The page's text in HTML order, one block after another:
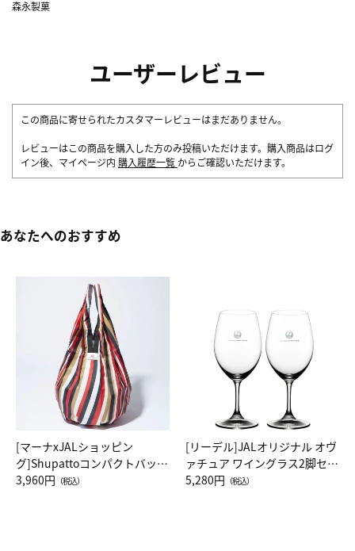
森永製菓
ユーザーレビュー
この商品に寄せられたカスタマーレビューはまだありません。
レビューはこの商品を購入した方のみ投稿いただけます。購入商品はログ
イン後、マイページ内 購入履歴一覧 からご確認いただけます。
あなたへのおすすめ
[マーナxJALショッピン
グ]Shupattoコンパクトバッグ
Drop JAL客室乗務員（LC）ス
3,960円 （税込）
[リーデル]JALオリジナル オヴ
ァチュア ワイングラス2脚セッ
ト（レッドワイン）
5,280円 （税込）